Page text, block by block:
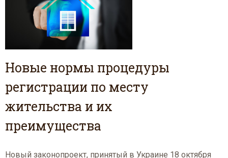
Новые нормы процедуры
регистрации по месту
жительства и их
преимущества
Новый законопроект, принятый в Украине 18 октября